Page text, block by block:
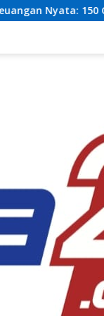
Tenaga Pendidik